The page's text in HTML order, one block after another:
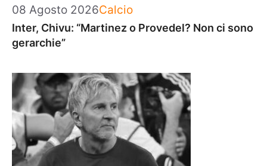
08 Agosto 2026Categorie
Calcio
Inter, Chivu: “Martinez o Provedel? Non ci sono
gerarchie”